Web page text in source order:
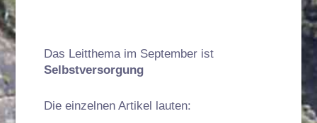
Das Leitthema im September ist
Selbstversorgung
Die einzelnen Artikel lauten: